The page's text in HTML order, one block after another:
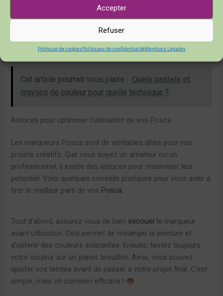
Accepter
Refuser
Politique de cookiesPolitiques de confidentialitéMentions Légales
Il est aussi intéressant de noter que ces deux modèles
partagent la même qualité decouleurs vives
Quel que soit votre choix, vous serez ravi du résultat !
Cet article pourrait vous plaire : Quels pastels et
crayons de couleur pour quelle technique ?
Astuces pour optimiser l’utilisation de vos Posca
Les marqueurs Posca sont de véritables alliés pour vos
projets créatifs. Que vous soyez un amateur ou un
professionnel, il existe des astuces pour maximiser leur
potentiel. Voici quelques conseils pratiques pour vous aider à
tirer le meilleur parti de vos Posca.
Tout d’abord, assurez-vous de bien secouer le marqueur
avant utilisation. Cela permet de mélanger la peinture et
d’obtenir des couleurs éclatantes. Ensuite, testez toujours
votre couleur sur un papier brouillon. Ainsi, vous pouvez
ajuster vos teintes avant de passer à votre projet final. C’est
simple, mais oh combien efficace !